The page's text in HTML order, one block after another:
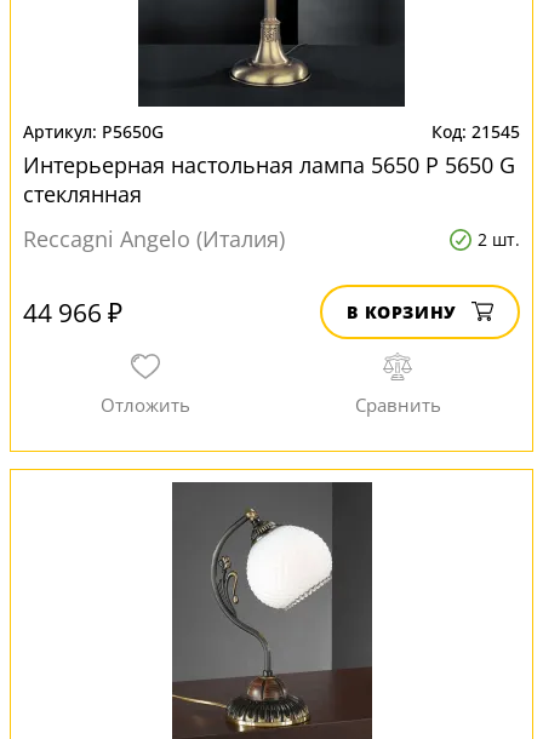
P5650G 21545
Интерьерная настольная лампа 5650 P 5650 G
стеклянная
Reccagni Angelo (Италия)
2 шт.
44 966 ₽ В КОРЗИНУ